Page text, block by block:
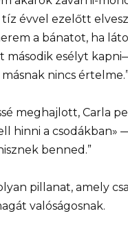
évvel ezelőtt
a bánatot, ha
második esélyt
nincs
meghajlott, Carla
hinni a csodákban»
benned.”
pillanat, amely
valóságosnak.